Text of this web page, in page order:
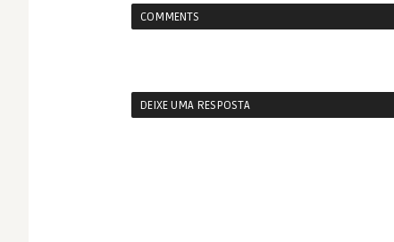
COMMENTS
DEIXE UMA RESPOSTA